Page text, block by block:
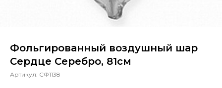
Фольгированный воздушный шар
Сердце Серебро, 81см
Артикул: СФ1138